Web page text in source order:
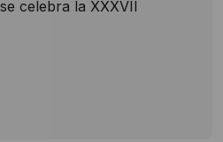
celebra la XXXVII